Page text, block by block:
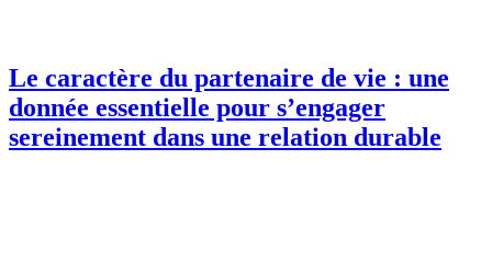
Le caractère du partenaire de vie : une
donnée essentielle pour s’engager
sereinement dans une relation durable